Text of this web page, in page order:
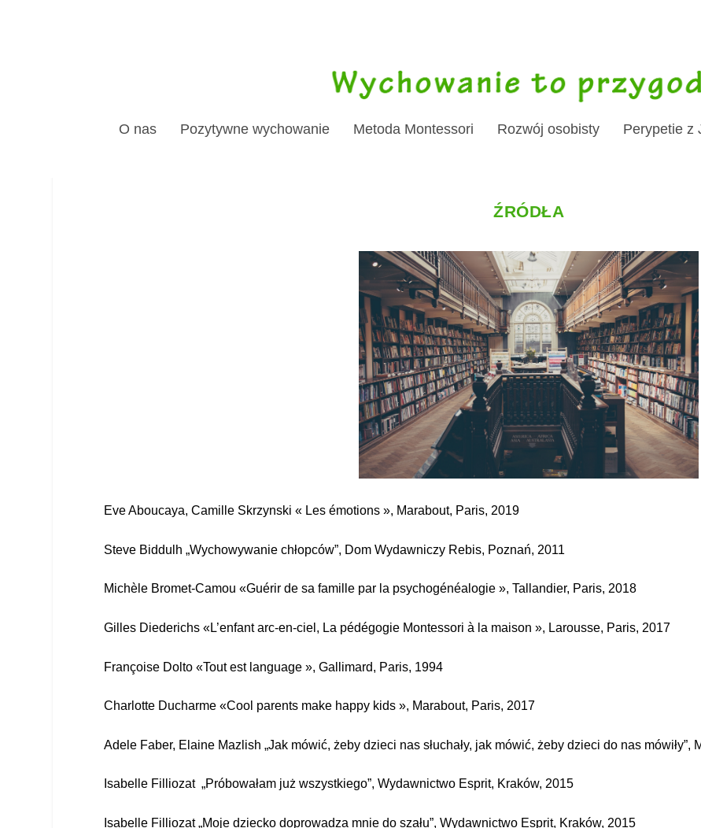
O nas Pozytywne wychowanie Metoda Montessori Rozwój osobisty Perypetie z
ŹRÓDŁA
Eve Aboucaya, Camille Skrzynski « Les émotions », Marabout, Paris, 2019
Steve Biddulh „Wychowywanie chłopców”, Dom Wydawniczy Rebis, Poznań, 2011
Michèle Bromet-Camou «Guérir de sa famille par la psychogénéalogie », Tallandier, Paris, 2018
Gilles Diederichs «L’enfant arc-en-ciel, La pédégogie Montessori à la maison », Larousse, Paris, 2017
Françoise Dolto «Tout est language », Gallimard, Paris, 1994
Charlotte Ducharme «Cool parents make happy kids », Marabout, Paris, 2017
Adele Faber, Elaine Mazlish „Jak mówić, żeby dzieci nas słuchały, jak mówić, żeby dzieci do nas
Isabelle Filliozat „Próbowałam już wszystkiego”, Wydawnictwo Esprit, Kraków, 2015
Isabelle Filliozat „Moje dziecko doprowadza mnie do szału”, Wydawnictwo Esprit, Kraków, 2015